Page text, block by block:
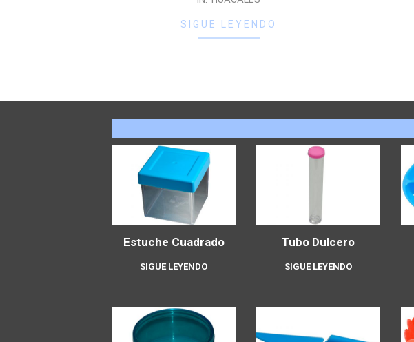
SIGUE LEYENDO
Estuche Cuadrado
SIGUE LEYENDO
Tubo Dulcero
SIGUE LEYENDO